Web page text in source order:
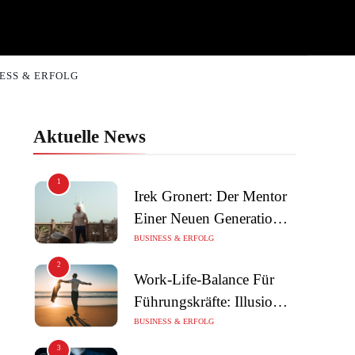
& ERFOLG
Aktuelle News
1
Irek Gronert: Der Mentor
Einer Neuen Generation
Von Unternehmern
BUSINESS & ERFOLG
2
Work-Life-Balance Für
Führungskräfte: Illusion
Oder Echte Chance?
BUSINESS & ERFOLG
3